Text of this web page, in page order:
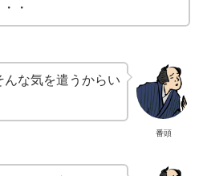
・
番頭
な気を遣うからい